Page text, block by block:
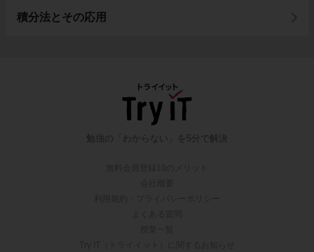
積分法とその応用
勉強の「わからない」を5分で解決